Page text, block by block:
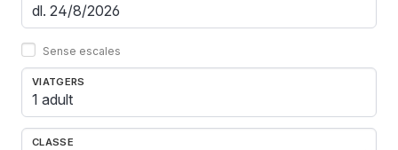
Sense escales
VIATGERS
1 adult
CLASSE